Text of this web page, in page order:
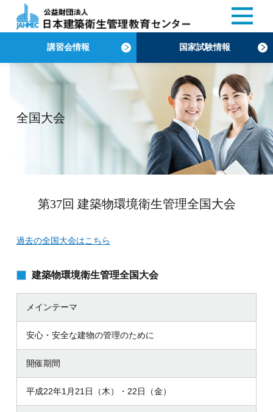
講習会情報 国家試験情報
全国大会
第37回 建築物環境衛生管理全国大会
過去の全国大会はこちら
建築物環境衛生管理全国大会
メインテーマ
安心・安全な建物の管理のために
開催期間
平成22年1月21日（木）・22日（金）